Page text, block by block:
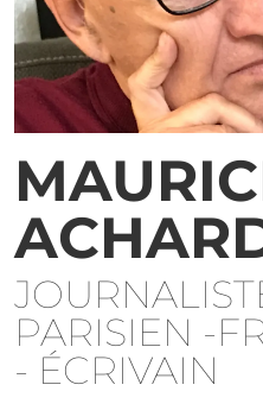
PARISIEN -
- ÉCRIVAIN